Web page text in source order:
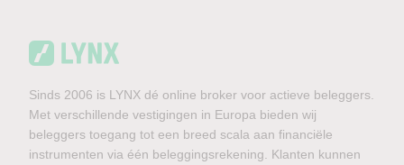
Sinds 2006 is LYNX dé online broker voor actieve beleggers.
Met verschillende vestigingen in Europa bieden wij
beleggers toegang tot een breed scala aan financiële
instrumenten via één beleggingsrekening. Klanten kunnen